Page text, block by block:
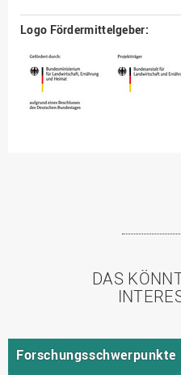
Logo Fördermittelgeber:
DAS
Forschungsschwerpunkte